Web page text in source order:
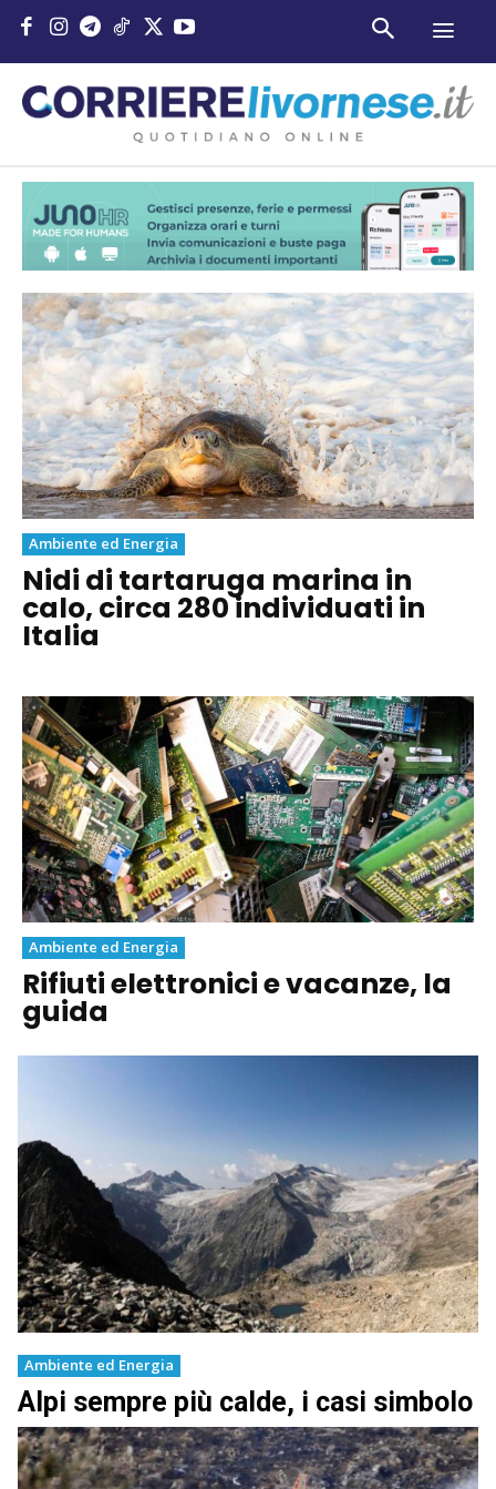
Ambiente ed Energia
Nidi di tartaruga marina in
calo, circa 280 individuati in
Italia
Ambiente ed Energia
Rifiuti elettronici e vacanze, la
guida
Ambiente ed Energia
Alpi sempre più calde, i casi simbolo